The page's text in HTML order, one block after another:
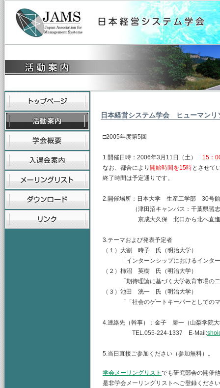
日本経営システム学会 ヒューマンリ
□2005年度第5回
1.開催日時：2006年3月11日（土） 15：
なお、都合により 開始時間を15時とさせて
終了時間は予定通りです。
2.開催場所：日本大学 生産工学部 30号
（津田沼キャンパス：千葉県習志
京成大久保 北口から北へ直進
3.テーマおよび発表予定者
（１）大割 時子 氏（明治大学）
「インターンシップにおけるインター
（２）柿沼 英樹 氏（明治大学）
「期待理論に基づく大学教育市場の二
（３）池田 洸一 氏（明治大学）
「「社会のゲートキーパーとしてのマ
4.連絡先（幹事）：金子 勝一（山梨学院
TEL.055-224-1337 E-Mail:
5.当日直接ご参加ください（参加無料）。
学会メーリングリスト でも研究部会の開催
是非学会メーリングリストへご登録くださ